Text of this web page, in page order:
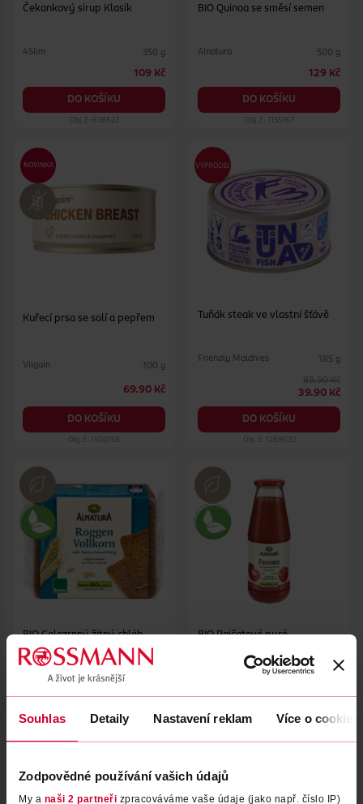
Souhlas Detaily Nastavení reklam Více o cookies
Zodpovědné používání vašich údajů
My a naši 2 partneři zpracováváme vaše údaje (jako např. číslo IP)
Čekankový sirup Klasik
4Slim 350 g
109 Kč
DO KOŠÍKU
Obj. č.: 638623
BIO Quinoa se směsí semen
Alnatura 500 g
129 Kč
DO KOŠÍKU
Kuřecí prsa se solí a pepřem
Vilgain 100 g
69.90 Kč
DO KOŠÍKU
Obj. č.: 1500158
Tuňák steak ve vlastní šťávě
Friendly Maldives 185 g
89.90 Kč
39.90 Kč
DO KOŠÍKU
Obj. č.: 1289022
BIO Celozrnný žitný chléb
Alnatura
49.90 Kč
DO KOŠÍKU
BIO Rajčatové pyré
69.90 Kč
DO KOŠÍKU